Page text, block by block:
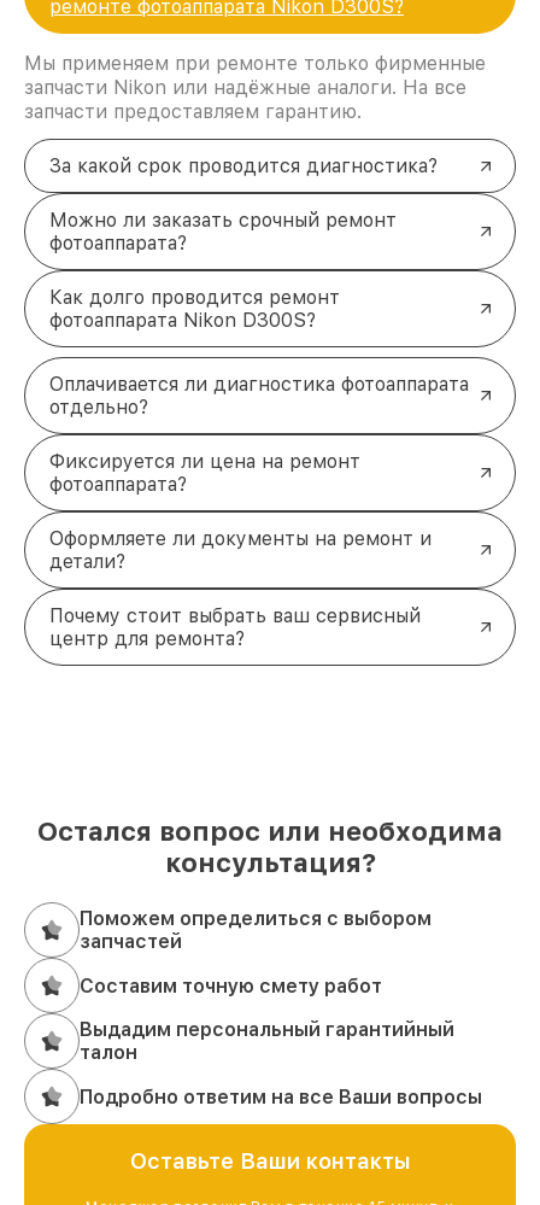
ремонте фотоаппарата Nikon D300S?
Мы применяем при ремонте только фирменные
запчасти Nikon или надёжные аналоги. На все
запчасти предоставляем гарантию.
За какой срок проводится диагностика?
Можно ли заказать срочный ремонт
фотоаппарата?
Как долго проводится ремонт
фотоаппарата Nikon D300S?
Оплачивается ли диагностика фотоаппарата
отдельно?
Фиксируется ли цена на ремонт
фотоаппарата?
Оформляете ли документы на ремонт и
детали?
Почему стоит выбрать ваш сервисный
центр для ремонта?
Остался вопрос или необходима
консультация?
Поможем определиться с выбором
запчастей
Составим точную смету работ
Выдадим персональный гарантийный
талон
Подробно ответим на все Ваши вопросы
Оставьте Ваши контакты